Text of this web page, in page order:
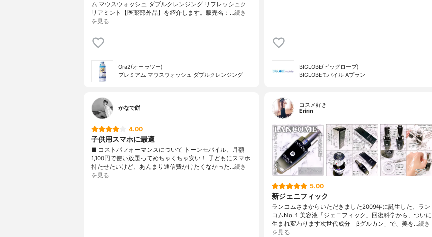
ム マウスウォッシュ ダブルクレンジング リフレッシュク
リアミント【医薬部外品】を紹介します。販売名：…続き
を見る
Ora2(オーラツー)
プレミアム マウスウォッシュ ダブルクレンジング
BIGLOBE(ビッグローブ)
BIGLOBEモバイル Aプラン
かなで餅
4.00
子供用スマホに最適
■ コストパフォーマンスについて トーンモバイル、月額
1,100円で使い放題ってめちゃくちゃ安い！ 子どもにスマホ
持たせたいけど、あんまり通信費かけたくなかった…続き
を見る
コスメ好き
Eririn
5.00
新ジェニフィック
ランコムさまからいただきました2009年に誕生した、ラン
コムNo.１美容液「ジェニフィック」回復科学から、ついに
生まれ変わります次世代成分「βグルカン」で、美を…続き
を見る